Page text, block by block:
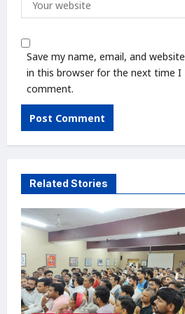
Save my name, email, and website
in this browser for the next time I
comment.
Related Stories